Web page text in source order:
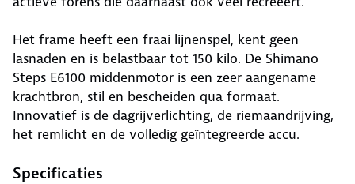
Het frame heeft een fraai lijnenspel, kent geen
lasnaden en is belastbaar tot 150 kilo. De Shimano
Steps E6100 middenmotor is een zeer aangename
krachtbron, stil en bescheiden qua formaat.
Innovatief is de dagrijverlichting, de riemaandrijving,
het remlicht en de volledig geïntegreerde accu.
Specificaties